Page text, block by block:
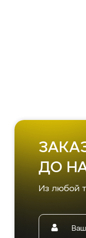
ДО
Из любой